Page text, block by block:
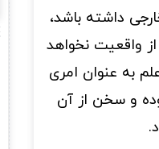
داشته باشد،
واقعیت نخواهد
به عنوان امری
و سخن از آن